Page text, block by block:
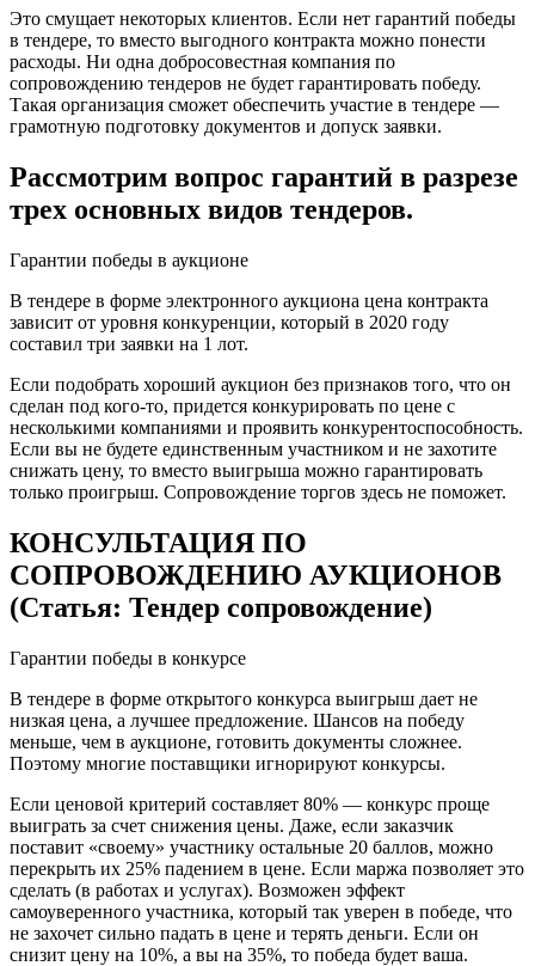
Это смущает некоторых клиентов. Если нет гарантий победы
в тендере, то вместо выгодного контракта можно понести
расходы. Ни одна добросовестная компания по
сопровождению тендеров не будет гарантировать победу.
Такая организация сможет обеспечить участие в тендере —
грамотную подготовку документов и допуск заявки.
Рассмотрим вопрос гарантий в разрезе
трех основных видов тендеров.
Гарантии победы в аукционе
В тендере в форме электронного аукциона цена контракта
зависит от уровня конкуренции, который в 2020 году
составил три заявки на 1 лот.
Если подобрать хороший аукцион без признаков того, что он
сделан под кого-то, придется конкурировать по цене с
несколькими компаниями и проявить конкурентоспособность.
Если вы не будете единственным участником и не захотите
снижать цену, то вместо выигрыша можно гарантировать
только проигрыш. Сопровождение торгов здесь не поможет.
КОНСУЛЬТАЦИЯ ПО
СОПРОВОЖДЕНИЮ АУКЦИОНОВ
(Статья: Тендер сопровождение)
Гарантии победы в конкурсе
В тендере в форме открытого конкурса выигрыш дает не
низкая цена, а лучшее предложение. Шансов на победу
меньше, чем в аукционе, готовить документы сложнее.
Поэтому многие поставщики игнорируют конкурсы.
Если ценовой критерий составляет 80% — конкурс проще
выиграть за счет снижения цены. Даже, если заказчик
поставит «своему» участнику остальные 20 баллов, можно
перекрыть их 25% падением в цене. Если маржа позволяет это
сделать (в работах и услугах). Возможен эффект
самоуверенного участника, который так уверен в победе, что
не захочет сильно падать в цене и терять деньги. Если он
снизит цену на 10%, а вы на 35%, то победа будет ваша.